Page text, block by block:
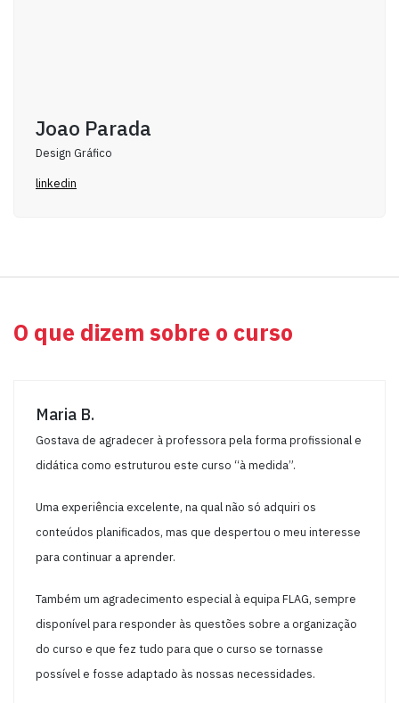
Joao Parada
Design Gráfico
linkedin
O que dizem sobre o curso
Maria B.
Gostava de agradecer à professora pela forma profissional e
didática como estruturou este curso “à medida”.
Uma experiência excelente, na qual não só adquiri os
conteúdos planificados, mas que despertou o meu interesse
para continuar a aprender.
Também um agradecimento especial à equipa FLAG, sempre
disponível para responder às questões sobre a organização
do curso e que fez tudo para que o curso se tornasse
possível e fosse adaptado às nossas necessidades.